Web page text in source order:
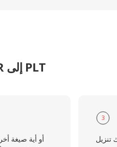
كيفية تحويل EXR إلى PLT
3
تنزيل